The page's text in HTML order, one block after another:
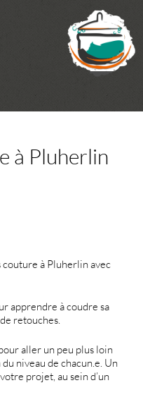
à Pluherlin
à Pluherlin avec
apprendre à coudre sa
retouches.
aller un peu plus loin
niveau de chacun.e. Un
projet, au sein d’un